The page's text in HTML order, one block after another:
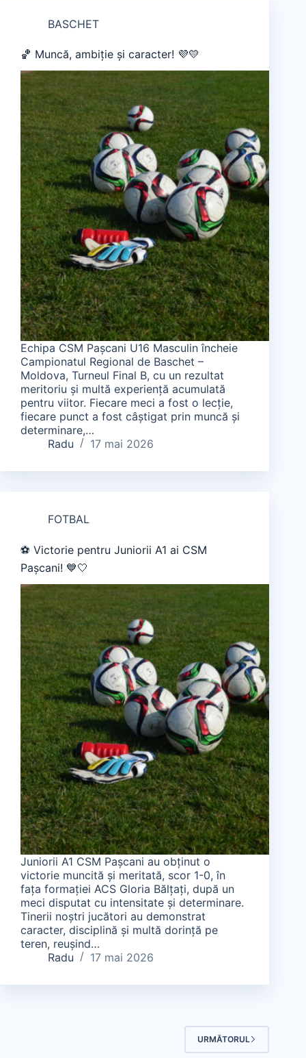
BASCHET
🏀 Muncă, ambiție și caracter! 💜💛
Echipa CSM Pașcani U16 Masculin încheie
Campionatul Regional de Baschet –
Moldova, Turneul Final B, cu un rezultat
meritoriu și multă experiență acumulată
pentru viitor. Fiecare meci a fost o lecție,
fiecare punct a fost câștigat prin muncă și
determinare,…
Radu
17 mai 2026
FOTBAL
⚽ Victorie pentru Juniorii A1 ai CSM
Pașcani! 💙🤍
Juniorii A1 CSM Pașcani au obținut o
victorie muncită și meritată, scor 1-0, în
fața formației ACS Gloria Bălțați, după un
meci disputat cu intensitate și determinare.
Tinerii noștri jucători au demonstrat
caracter, disciplină și multă dorință pe
teren, reușind…
Radu
17 mai 2026
URMĂTORUL